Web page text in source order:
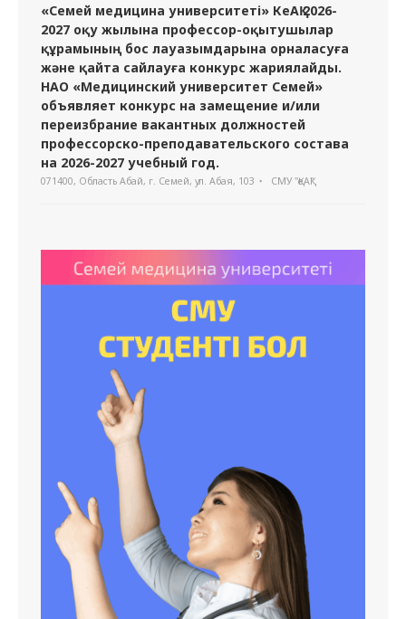
«Семей медицина университеті» КеАҚ 2026-
2027 оқу жылына профессор-оқытушылар
құрамының бос лауазымдарына орналасуға
және қайта сайлауға конкурс жариялайды.
НАО «Медицинский университет Семей»
объявляет конкурс на замещение и/или
переизбрание вакантных должностей
профессорско-преподавательского состава
на 2026-2027 учебный год.
071400, Область Абай, г. Семей, ул. Абая, 103 СМУ "ҚеАҚ"